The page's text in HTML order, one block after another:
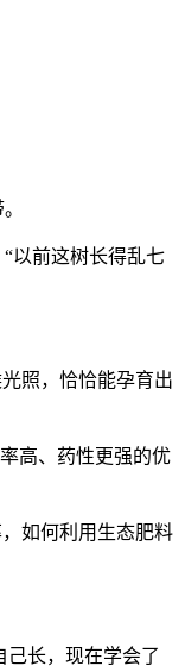
以前这树长得乱七
照，恰恰能孕育出
高、药性更强的优
如何利用生态肥料
长，现在学会了